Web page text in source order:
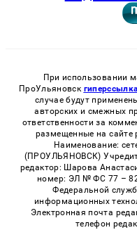
При использовании
ПроУльяновск
случае будут
авторских и смежных
ответственности за
размещенные на сайте
Наименование:
(ПРОУЛЬЯНОВСК)
редактор: Шарова
номер: ЭЛ № ФС 77 –
Федеральной
информационных
Электронная почта
телефон